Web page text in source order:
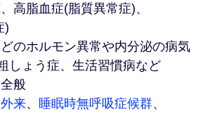
高脂血症(脂質異常症)、
)
のホルモン異常や内分泌の病気
しょう症、生活習慣病など
般
来、 睡眠時無呼吸症候群、